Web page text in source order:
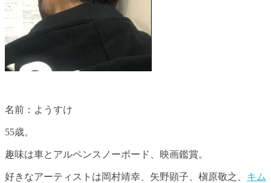
名前：ようすけ
55歳。
趣味は車とアルペンスノーボード、映画鑑賞。
好きなアーティストは岡村靖幸、矢野顕子、槇原敬之、 キム